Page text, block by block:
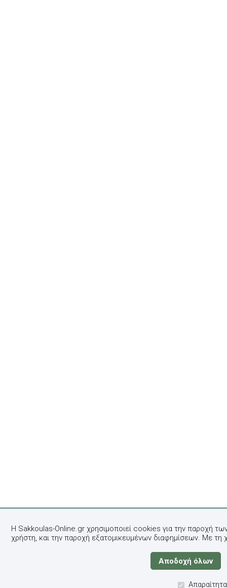
Η Sakkoulas-Online.gr χρησιμοποιεί cookies για την παροχή
χρήστη, και την παροχή εξατομικευμένων διαφημίσεων. Με